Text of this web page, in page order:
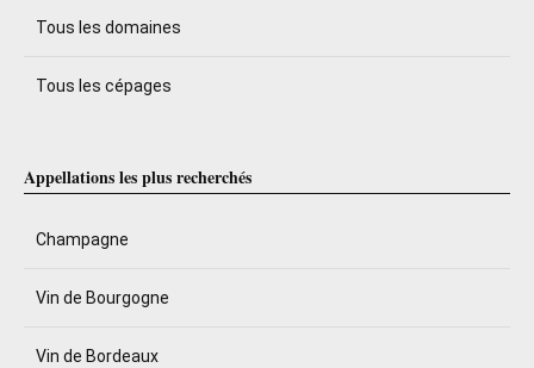
Tous les domaines
Tous les cépages
Appellations les plus recherchés
Champagne
Vin de Bourgogne
Vin de Bordeaux